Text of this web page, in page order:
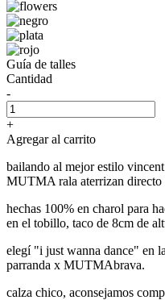
Guía de talles
Cantidad
-
+
Agregar al carrito
bailando al mejor estilo
MUTMA rala aterrizan directo
hechas 100% en charol para
en el tobillo, taco de 8cm de
elegí "i just wanna dance" en
parranda x MUTMAbrava.
calza chico, aconsejamos